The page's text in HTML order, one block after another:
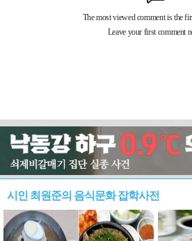
시인 최원준의 음식문화 잡학사전